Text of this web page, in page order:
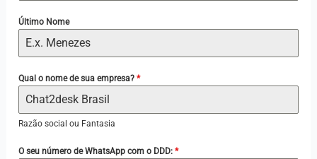
Último Nome
Qual o nome de sua empresa?*
Razão social ou Fantasia
O seu número de WhatsApp com o DDD:*